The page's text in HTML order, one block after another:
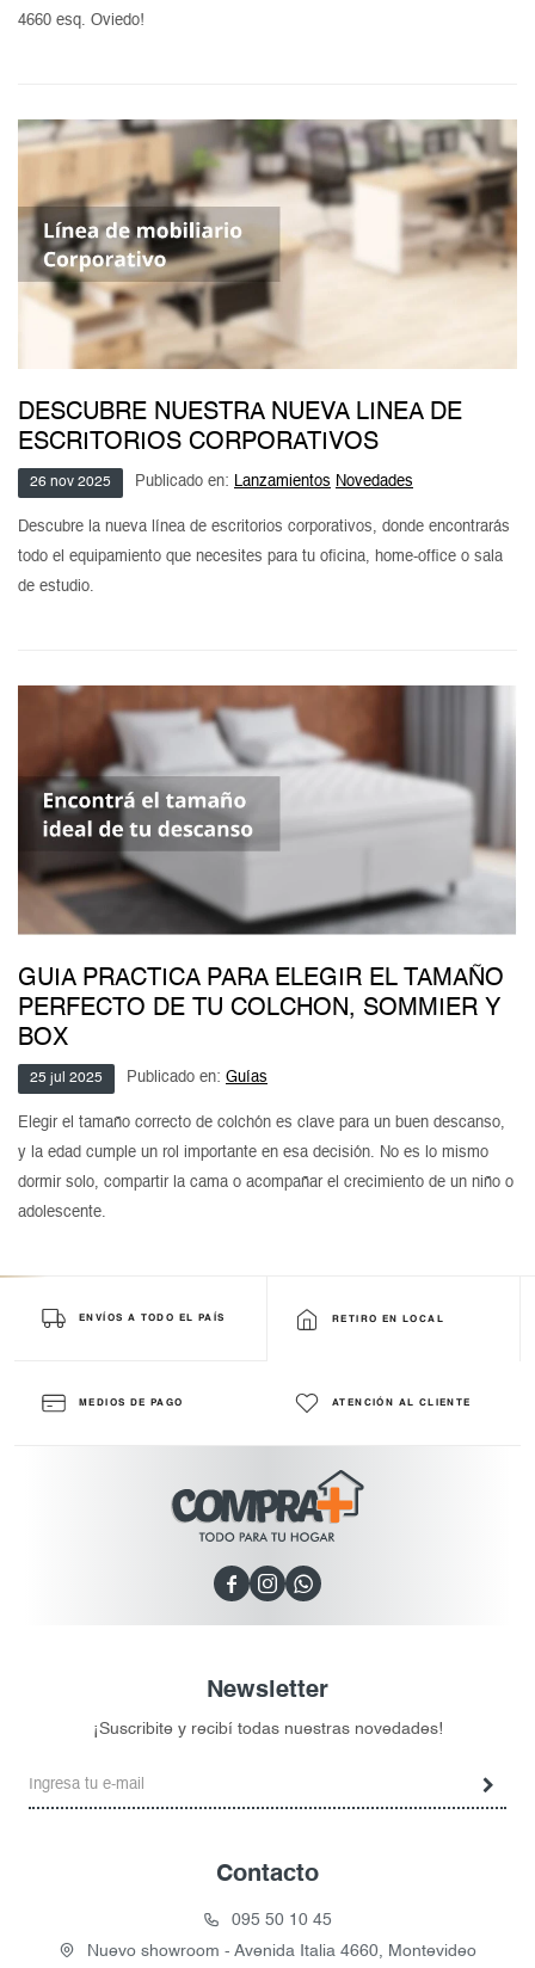
4660 esq. Oviedo!
DESCUBRE NUESTRA NUEVA LINEA DE
ESCRITORIOS CORPORATIVOS
26 nov 2025 Publicado en: Lanzamientos Novedades
Descubre la nueva línea de escritorios corporativos, donde encontrarás
todo el equipamiento que necesites para tu oficina, home-office o sala
de estudio.
GUIA PRACTICA PARA ELEGIR EL TAMAÑO
PERFECTO DE TU COLCHON, SOMMIER Y
BOX
25 jul 2025 Publicado en: Guías
Elegir el tamaño correcto de colchón es clave para un buen descanso,
y la edad cumple un rol importante en esa decisión. No es lo mismo
dormir solo, compartir la cama o acompañar el crecimiento de un niño o
adolescente.
ENVÍOS A TODO EL PAÍS RETIRO EN LOCAL
MEDIOS DE PAGO ATENCIÓN AL CLIENTE
  
Contacto
095 50 10 45
Nuevo showroom - Avenida Italia 4660, Montevideo
Newsletter
¡Suscribite y recibí todas nuestras novedades!